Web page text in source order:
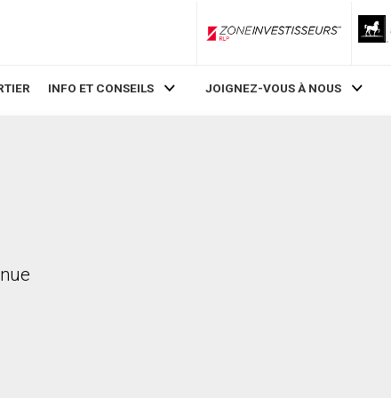
ZoneInvestisseurs RLP
INFO ET CONSEILS JOIGNEZ-VOUS À NOUS